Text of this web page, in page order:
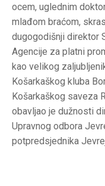
ocem, uglednim
mlađom braćom,
dugogodišnji direktor
Agencije za platni
kao velikog
Košarkaškog kluba
Košarkaškog saveza
obavljao je dužnosti
Upravnog odbora
potpredsjednika